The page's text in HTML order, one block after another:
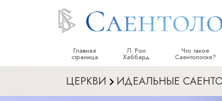
Главная
страница
Л. Рон
Хаббард
Что такое
Саентология?
Верования и
ЦЕРКВИ ИДЕАЛЬНЫЕ